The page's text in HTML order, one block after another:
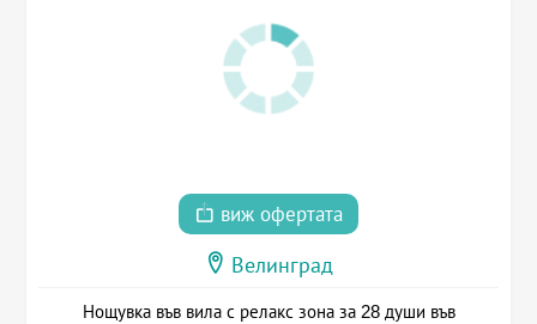
виж офертата
Велинград
Нощувка във вила с релакс зона за 28 души във